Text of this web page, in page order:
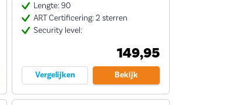
Lengte: 90
ART Certificering: 2 sterren
Security level:
149,95
Vergelijken Bekijk